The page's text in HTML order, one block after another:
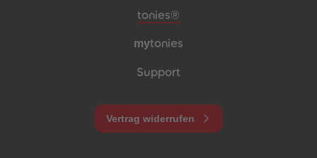
Meta-Navigation Footer
tonies®
mytonies
Support
Vertrag widerrufen